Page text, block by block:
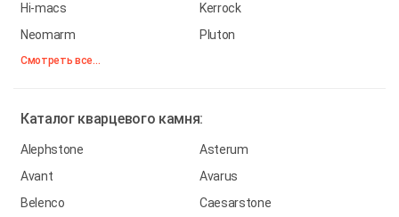
Hi-macs
Kerrock
Neomarm
Pluton
Смотреть все...
Каталог кварцевого камня:
Alephstone
Asterum
Avant
Avarus
Belenco
Caesarstone